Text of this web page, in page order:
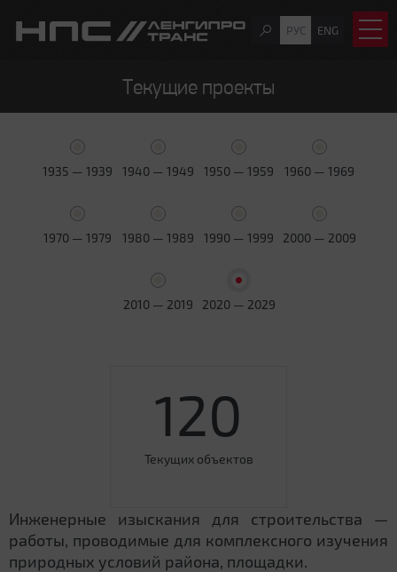
РУС ENG
Текущие проекты
1935 — 1939 1940 — 1949 1950 — 1959 1960 — 1969
1970 — 1979 1980 — 1989 1990 — 1999 2000 — 2009
2010 — 2019 2020 — 2029
120
Текущих объектов
Инженерные изыскания для строительства —
работы, проводимые для комплексного изучения
природных условий района, площадки.